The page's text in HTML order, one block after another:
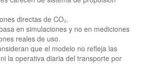
directas de CO₂.
en simulaciones y no en mediciones
reales de uso.
que el modelo no refleja las
la operativa diaria del transporte por